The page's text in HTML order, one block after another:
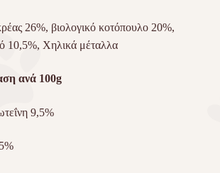
26%, βιολογικό κοτόπουλο 20%,
10,5%, Χηλικά μέταλλα
ανά 100g
9,5%